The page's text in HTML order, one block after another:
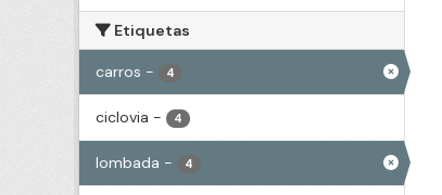
Etiquetas
carros - 4
ciclovia - 4
lombada - 4